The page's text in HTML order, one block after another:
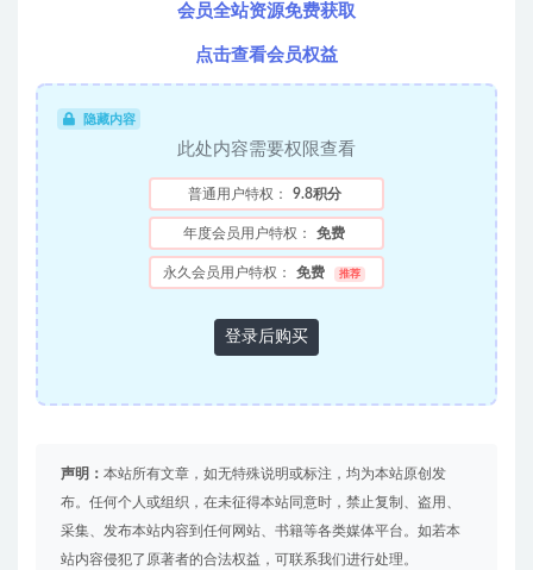
会员全站资源免费获取
点击查看会员权益
隐藏内容
此处内容需要权限查看
普通用户特权： 9.8积分
年度会员用户特权： 免费
永久会员用户特权： 免费 推荐
登录后购买
声明： 本站所有文章，如无特殊说明或标注，均为本站原创发
布。任何个人或组织，在未征得本站同意时，禁止复制、盗用、
采集、发布本站内容到任何网站、书籍等各类媒体平台。如若本
站内容侵犯了原著者的合法权益，可联系我们进行处理。